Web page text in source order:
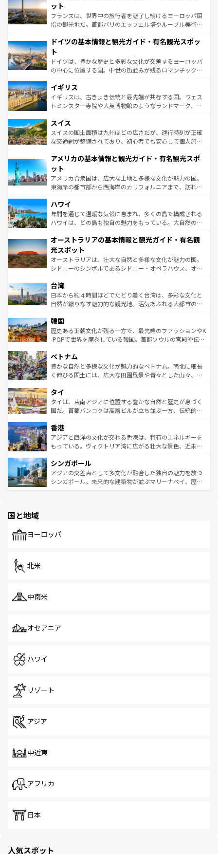
しい。
れる闘牛、そして美味しいタパスが生活の一部となってい
る。首都マドリードの洗練された雰囲気や、バルセロナの
アートに溢れた街角から、地方では古代ローマ遺跡や中世
せる。地方によって風土や気候が異なるスペインはその個
ンテンツ一覧 を参照してほしい。
ット
フランスは、世界中の旅行者を魅了し続けるヨーロッパ屈
指の観光地だ。首都パリのエッフェル塔やルーブル美術館
で、幅広い魅力が詰まっている。華麗な宮殿、歴史的な大
聖堂、美しいビーチ、そして豊かな自然が、訪れる者を心
から魅了する。また、フランスは美食の国としても知ら
れ、フランス料理はユネスコ無形文化遺産にも登録されて
香り高いラベンダー畑など、多彩な楽しみ方が可能だ。さ
らに、パリ以外の地域にも魅力が溢れており、どの街角に
も豊かな歴史と文化が息づいている。パリ以外の個性あふ
を参照してほしい。
ドイツの基本情報と観光ガイド・有名観光スポッ
ト
ドイツは、豊かな歴史と多彩な文化が交差するヨーロッパ
の中心に位置する国。中世の街並みが残るロマンチック街
顔を持つこの国は、どこを歩いても飽きることがない。ベ
ルリンの文化的活気、バイエルン州のアルプスの絶景、そ
してライン川沿いのワイン畑といった風景は必見。ビール
は、お酒好きな人にはぜひ体験してほしい。 なお、新着の
ドイツ情報はコンテンツ一覧を参照してほしい。
イギリス
イギリスは、古きよき伝統と最先端が共存する国。ウェス
トミンスター寺院や大英博物館のようなランドマーク、歴
リアごとに異なる魅力がある。また、優雅なアフタヌーン
ティー、ビール好きにはたまらない英国パブ、サッカー観
戦など、本場だからこそできる体験も豊富。イギリスを旅
ンツ一覧を参照してほしい。
スイス
スイスの国土面積は九州ほどの広さだが、運行時刻が正確
な交通網が整備されており、初心者でも安心して個人旅行
の建物がそのまま残る町や、スイスならではのユニークな
博物館もあり、アルプス観光だけでなく町歩きも満喫する
ことができる。国民の所得が高いため物価も高いが、旅行
者向けの交通パス提供のサービスもあり、うまく活用すれ
着のスイス情報は
アメリカの基本情報と観光ガイド・有名観光スポ
ット
アメリカ合衆国は、広大な土地と多様な文化が魅力の国。
東海岸の都市部から西海岸のカリフォルニアまで、訪れる
のような巨大都市は、観光、ショッピング、エンターテイ
ンメントが詰まった刺激的なスポットだ。一方、アメリカ
西部には大自然が広がり、グランドキャニオンやイエロー
部のニューオーリンズでは、音楽と美食が融合した独特の
文化が魅力。旅行者はアメリカの各地域で異なる魅力を楽
しみながら、その多様性と豊かな歴史を感じることができ
るだろう。車でのロードトリップや列車の旅も、アメリカ
情報は
ハワイ
年間を通じて温暖な気候に恵まれ、多くの島で構成される
ハワイは、どの島も独自の魅力をもっている。大自然の神
ワイ島は見逃せない。また、定番の観光地といえばオアフ
島だが、静かな自然を求めるならマウイ島やカウアイ島が
おすすめ。エメラルドグリーンに輝く海をはじめ、豊かな
文化や歴史が息づいている。「アロハスピリット」と呼ば
人々、おいしいローカルフードやハワイアンミュージッ
ク、伝統的なフラダンスなど、すべてがハワイの魅力を彩
っている。訪れるたびに新しい発見と感動が待っているハ
はコンテンツ一覧
オーストラリアの基本情報と観光ガイド・有名観
光スポット
オーストラリアは、壮大な自然と多様な文化が魅力の国。
シドニーのシンボルであるシドニー・オペラハウス、オー
リアリーフや大陸中央部にそびえるウルル（エアーズロッ
ク）、タスマニアの美しい原生林やケアンズの熱帯雨林な
ど、見どころがたくさん。また、カフェやワイン、オージ
いる。アクティビティも充実しており、サーフィンやダイ
ビング、ハイキングなど、アウトドア好きにはたまらな
い。オーストラリアの多彩な魅力を存分に味わいつくそ
参照してほしい。
台湾
日本から約４時間ほどでたどり着く台湾は、多彩な文化と
自然が織りなす魅力的な観光地。活気あふれる大都市の台
ン）、静ひつな山岳地帯である台湾東部など、都市の喧騒
と山間の静けさが共存しており、訪れる人に新しい発見と
驚きをもたらしてくれる。また、奥深い台湾の食文化も魅
容にもいいと評判のスイーツなど、バラエティ豊かな料理
が味わえる。 なお、新着の台湾情報は コンテンツ一覧を参
照してほしい。
韓国
歴史ある王朝文化が残る一方で、最先端のファッションやK
-POPで世界を席巻している韓国。首都ソウルの宮殿や伝統
き、地方に足を延ばせば四季折々の自然美を楽しむことが
できる。そして、キムチや焼肉、絶品のストリートフード
まで、さまざまな韓国料理が待っている。夜には、韓国な
リティに包まれながら、韓国の多彩な魅力を心ゆくまで味
わってみてほしい。 なお、新着の韓国情報はコンテンツ一
覧を参照してほしい。
ベトナム
豊かな自然と多様な文化が魅力的なベトナム。南北に細長
く伸びる国土には、広大な田園風景や青々とした山々、世
急速な発展と共に伝統が息づく。ハノイの古い町並みやホ
ーチミン市のフランス統治時代の建物も、独特の雰囲気を
醸し出している。また、バラエティの豊かさとおいしさで
とつ。フォーやバインミー、ベトナムコーヒーなどは、ぜ
ひ現地で味わいたい。どの地域を訪れてもあたたかい人々
が旅行者を迎えてくれるので、きっと忘れられない旅にな
参照してほしい。
タイ
タイは、東南アジアに位置する豊かな自然と歴史が息づく
国だ。首都バンコクは高層ビルが立ち並ぶ一方、伝統的な
の活気が交差している。北部ではチェンマイなどの山岳地
帯で自然と触れ合い、南部ではプーケットやクラビの美し
いビーチでリゾート気分を楽しむことができる。タイ料理
激する。気候は一年中温暖で、どの季節にも異なる楽しみ
が待っている。親しみやすいタイの人々、仏教を中心とし
た文化、そして多様な観光資源が、訪れる旅人を魅了し続
香港
アジアと西洋の文化が交わる香港は、特有のエネルギーを
もっている。ヴィクトリア湾に広がる壮大な景色、近未来
み、どこを訪れても感動するはず。観光スポットが密集し
ており、効率よく見どころを回れるのも魅力。息をのむよ
うな絶景から文化的な体験まで、香港を存分に楽しみ尽く
シンガポール
アジアの交差点として多文化が融合した独自の魅力を放つ
シンガポール。未来的な建築物が並ぶマリーナベイ、歴史
で、ホーカーズは地元の風情を楽しめる外せないスポット
国と地域
ヨーロッパ
北米
中南米
オセアニア
ハワイ
リゾート
アジア
中近東
アフリカ
日本
人気スポット